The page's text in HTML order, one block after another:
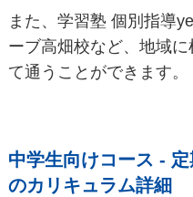
また、学習塾 個別指導
ーブ高畑校など、地域
て通うことができます。
中学生向けコース -
のカリキュラム詳細